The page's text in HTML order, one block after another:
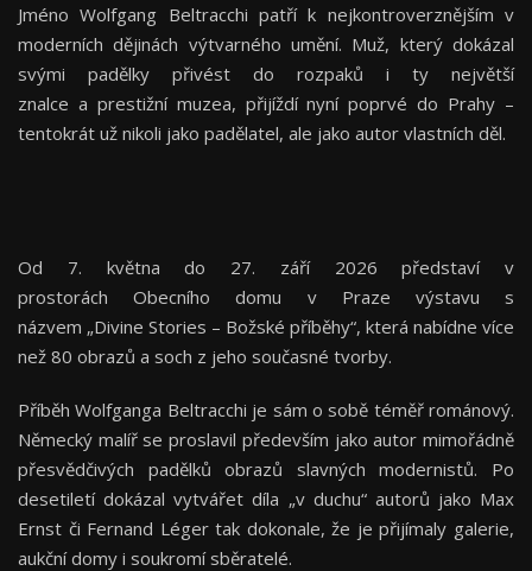
Jméno Wolfgang Beltracchi patří k nejkontroverznějším v
moderních dějinách výtvarného umění. Muž, který dokázal
svými padělky přivést do rozpaků i ty největší
znalce a prestižní muzea, přijíždí nyní poprvé do Prahy –
tentokrát už nikoli jako padělatel, ale jako autor vlastních děl.
Od 7. května do 27. září 2026 představí v
prostorách Obecního domu v Praze výstavu s
názvem „Divine Stories – Božské příběhy“, která nabídne více
než 80 obrazů a soch z jeho současné tvorby.
Příběh Wolfganga Beltracchi je sám o sobě téměř románový.
Německý malíř se proslavil především jako autor mimořádně
přesvědčivých padělků obrazů slavných modernistů. Po
desetiletí dokázal vytvářet díla „v duchu“ autorů jako Max
Ernst či Fernand Léger tak dokonale, že je přijímaly galerie,
aukční domy i soukromí sběratelé.